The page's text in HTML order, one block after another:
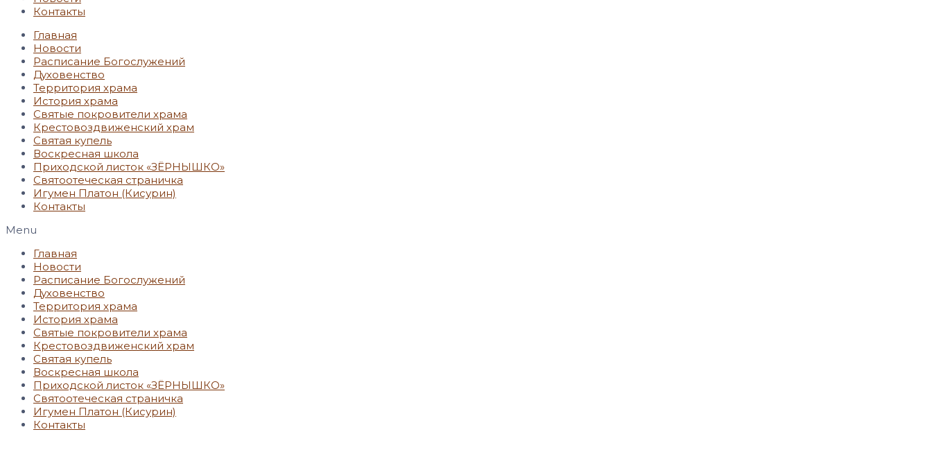
Контакты
Главная
Новости
Расписание Богослужений
Духовенство
Территория храма
История храма
Святые покровители храма
Крестовоздвиженский храм
Святая купель
Воскресная школа
Приходской листок «ЗЁРНЫШКО»
Святоотеческая страничка
Игумен Платон (Кисурин)
Контакты
Menu
Главная
Новости
Расписание Богослужений
Духовенство
Территория храма
История храма
Святые покровители храма
Крестовоздвиженский храм
Святая купель
Воскресная школа
Приходской листок «ЗЁРНЫШКО»
Святоотеческая страничка
Игумен Платон (Кисурин)
Контакты